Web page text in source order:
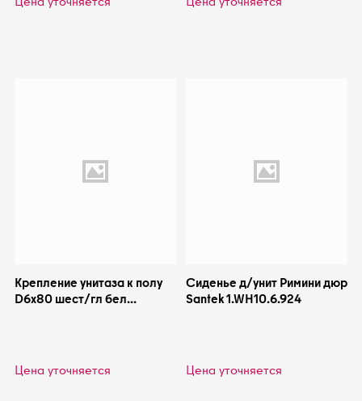
Крепление унитаза к полу
D6x80 шест/гл бел
Цена уточняется
Сиденье д/унит Римини дюр
Santek 1.WH10.6.924
Цена уточняется